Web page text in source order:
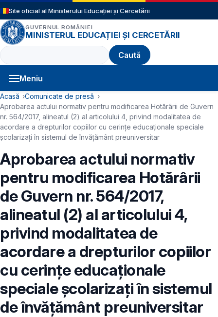
Sari la conținutul principal
Site oficial al Ministerului Educației și Cercetării
GUVERNUL ROMÂNIEI
MINISTERUL EDUCAȚIEI ȘI CERCETĂRII
Caută
Meniu
Navigație principală
Cale de navigare
Acasă
Comunicate de presă
Aprobarea actului normativ pentru modificarea Hotărârii de Guvern
nr. 564/2017, alineatul (2) al articolului 4, privind modalitatea de
acordare a drepturilor copiilor cu cerinţe educaţionale speciale
şcolarizaţi în sistemul de învăţământ preuniversitar
Aprobarea actului normativ
pentru modificarea Hotărârii
de Guvern nr. 564/2017,
alineatul (2) al articolului 4,
privind modalitatea de
acordare a drepturilor copiilor
cu cerinţe educaţionale
speciale şcolarizaţi în sistemul
de învăţământ preuniversitar